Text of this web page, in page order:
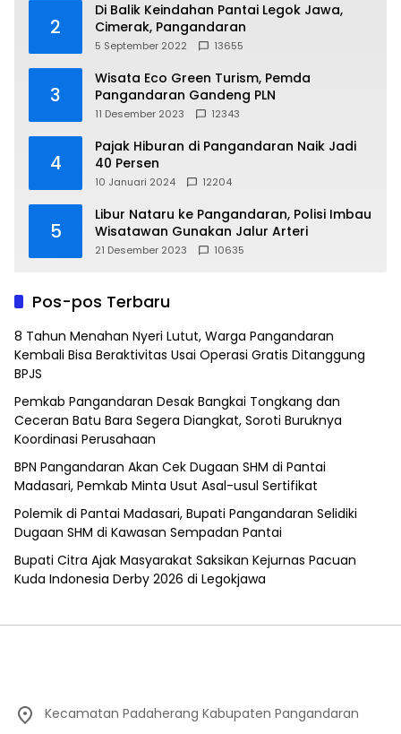
2
Di Balik Keindahan Pantai Legok Jawa,
Cimerak, Pangandaran
5 September 2022 13655
3
Wisata Eco Green Turism, Pemda
Pangandaran Gandeng PLN
11 Desember 2023 12343
4
Pajak Hiburan di Pangandaran Naik Jadi
40 Persen
10 Januari 2024 12204
5
Libur Nataru ke Pangandaran, Polisi Imbau
Wisatawan Gunakan Jalur Arteri
21 Desember 2023 10635
Pos-pos Terbaru
8 Tahun Menahan Nyeri Lutut, Warga Pangandaran
Kembali Bisa Beraktivitas Usai Operasi Gratis Ditanggung
BPJS
Pemkab Pangandaran Desak Bangkai Tongkang dan
Ceceran Batu Bara Segera Diangkat, Soroti Buruknya
Koordinasi Perusahaan
BPN Pangandaran Akan Cek Dugaan SHM di Pantai
Madasari, Pemkab Minta Usut Asal-usul Sertifikat
Polemik di Pantai Madasari, Bupati Pangandaran Selidiki
Dugaan SHM di Kawasan Sempadan Pantai
Bupati Citra Ajak Masyarakat Saksikan Kejurnas Pacuan
Kuda Indonesia Derby 2026 di Legokjawa
Kecamatan Padaherang Kabupaten Pangandaran